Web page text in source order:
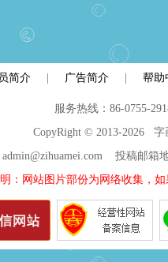
简介 | 广告简介 | 帮助
服务热线：86-0755-
CopyRight © 2013-2026 字
admin@zihuamei.com 投稿邮
：网站图片部份为网络收集，